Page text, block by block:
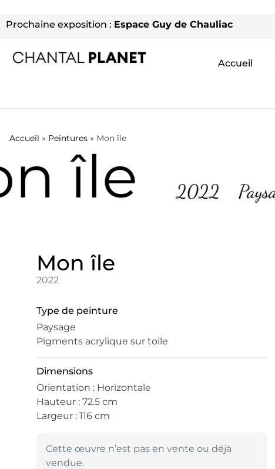
Prochaine exposition : Espace Guy de Chauliac
Accueil
Accueil » Peintures » Mon île
île 2022
Mon île
2022
Type de peinture
Paysage
Pigments acrylique sur toile
Dimensions
Orientation : Horizontale
Hauteur : 72.5 cm
Largeur : 116 cm
Cette œuvre n’est pas en vente ou déjà
vendue.